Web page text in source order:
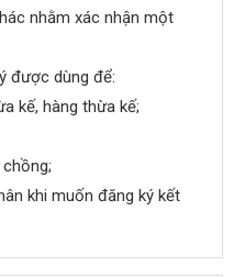
nhằm xác nhận một
được dùng để:
kế, hàng thừa kế;
khi muốn đăng ký kết